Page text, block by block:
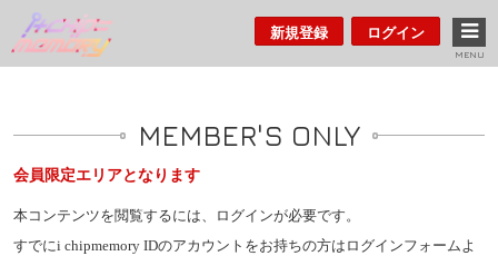
新規登録 ログイン
MENU
MEMBER'S ONLY
会員限定エリアとなります
本コンテンツを閲覧するには、ログインが必要です。
すでにi chipmemory IDのアカウントをお持ちの方はログインフォームよ